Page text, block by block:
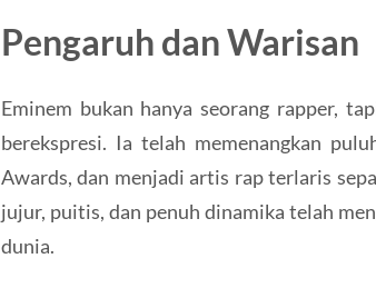
Pengaruh dan Warisan
Eminem bukan hanya seorang rapper,
berekspresi. Ia telah memenangkan
Awards, dan menjadi artis rap terlaris
jujur, puitis, dan penuh dinamika telah
dunia.